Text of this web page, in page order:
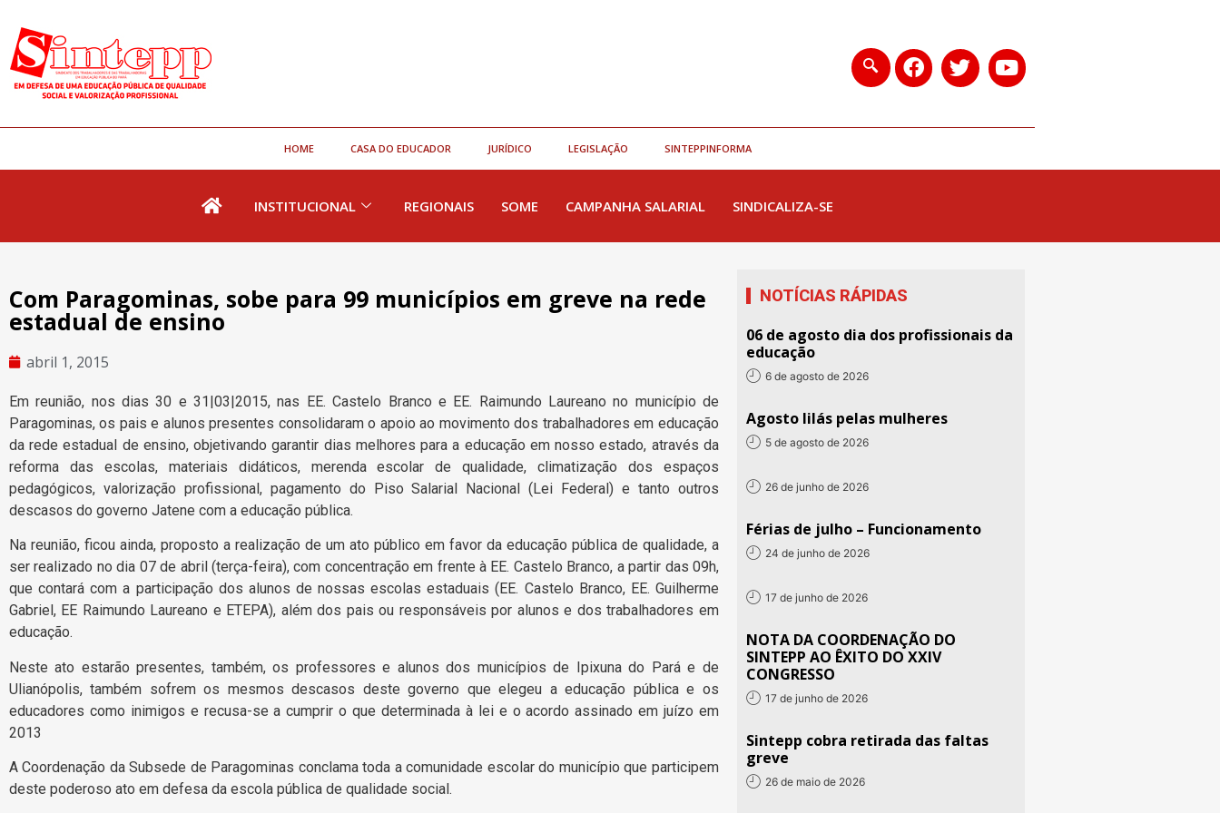
HOME CASA DO EDUCADOR JURÍDICO LEGISLAÇÃO SINTEPPINFORMA
INSTITUCIONAL REGIONAIS SOME CAMPANHA SALARIAL SINDICALIZA-SE
Com Paragominas, sobe para 99 municípios em greve na rede
estadual de ensino
abril 1, 2015
Em reunião, nos dias 30 e 31|03|2015, nas EE. Castelo Branco e EE. Raimundo Laureano no município de
Paragominas, os pais e alunos presentes consolidaram o apoio ao movimento dos trabalhadores em educação
da rede estadual de ensino, objetivando garantir dias melhores para a educação em nosso estado, através da
reforma das escolas, materiais didáticos, merenda escolar de qualidade, climatização dos espaços
pedagógicos, valorização profissional, pagamento do Piso Salarial Nacional (Lei Federal) e tanto outros
descasos do governo Jatene com a educação pública.
Na reunião, ficou ainda, proposto a realização de um ato público em favor da educação pública de qualidade, a
ser realizado no dia 07 de abril (terça-feira), com concentração em frente à EE. Castelo Branco, a partir das 09h,
que contará com a participação dos alunos de nossas escolas estaduais (EE. Castelo Branco, EE. Guilherme
Gabriel, EE Raimundo Laureano e ETEPA), além dos pais ou responsáveis por alunos e dos trabalhadores em
educação.
Neste ato estarão presentes, também, os professores e alunos dos municípios de Ipixuna do Pará e de
Ulianópolis, também sofrem os mesmos descasos deste governo que elegeu a educação pública e os
educadores como inimigos e recusa-se a cumprir o que determinada à lei e o acordo assinado em juízo em
2013
A Coordenação da Subsede de Paragominas conclama toda a comunidade escolar do município que participem
deste poderoso ato em defesa da escola pública de qualidade social.
NOTÍCIAS RÁPIDAS
06 de agosto dia dos profissionais da
educação
6 de agosto de 2026
Agosto lilás pelas mulheres
5 de agosto de 2026
26 de junho de 2026
Férias de julho – Funcionamento
24 de junho de 2026
17 de junho de 2026
NOTA DA COORDENAÇÃO DO
SINTEPP AO ÊXITO DO XXIV
CONGRESSO
17 de junho de 2026
Sintepp cobra retirada das faltas
greve
26 de maio de 2026